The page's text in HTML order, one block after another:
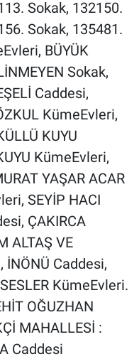
Sokak, 132150.
Sokak, 135481.
BÜYÜK
Sokak,
Caddesi,
KümeEvleri,
KUYU
KümeEvleri,
YAŞAR ACAR
SEYİP HACI
ÇAKIRCA
ALTAŞ VE
İNÖNÜ Caddesi,
KümeEvleri.
OĞUZHAN
MAHALLESİ :
Caddesi